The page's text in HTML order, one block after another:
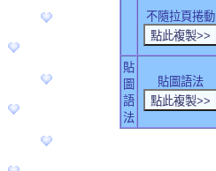
不隨拉頁捲動
貼
圖
語
法
貼圖語法